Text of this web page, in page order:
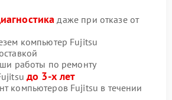
даже при отказе от
компьютер Fujitsu
работы по ремонту
до 3-х лет
компьютеров Fujitsu в течении